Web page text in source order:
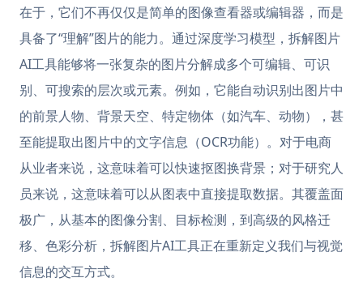
在于，它们不再仅仅是简单的图像查看器或编辑器，而是
具备了“理解”图片的能力。通过深度学习模型，拆解图片
AI工具能够将一张复杂的图片分解成多个可编辑、可识
别、可搜索的层次或元素。例如，它能自动识别出图片中
的前景人物、背景天空、特定物体（如汽车、动物），甚
至能提取出图片中的文字信息（OCR功能）。对于电商
从业者来说，这意味着可以快速抠图换背景；对于研究人
员来说，这意味着可以从图表中直接提取数据。其覆盖面
极广，从基本的图像分割、目标检测，到高级的风格迁
移、色彩分析，拆解图片AI工具正在重新定义我们与视觉
信息的交互方式。